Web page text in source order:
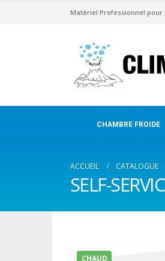
Matériel Professionnel pour
CHAMBRE FROIDE
ACCUEIL CATALOGUE
SELF-
CHAUD